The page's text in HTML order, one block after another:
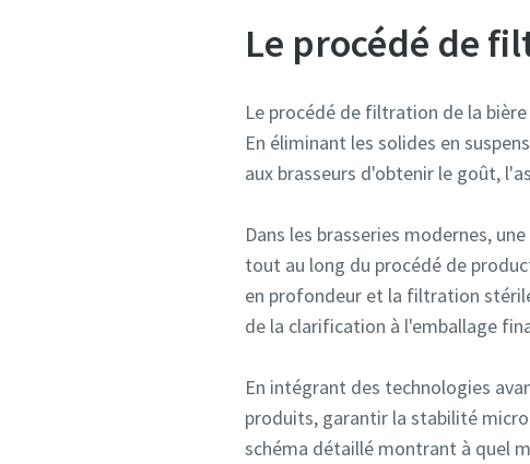
Le procédé de
Le procédé de filtration de la
En éliminant les solides en
aux brasseurs d'obtenir le goût,
Dans les brasseries modernes,
tout au long du procédé de
en profondeur et la filtration
de la clarification à l'emballage
En intégrant des technologies
produits, garantir la stabilité
schéma détaillé montrant à quel
En
Valider
Vérification
En
Valider
Vérification